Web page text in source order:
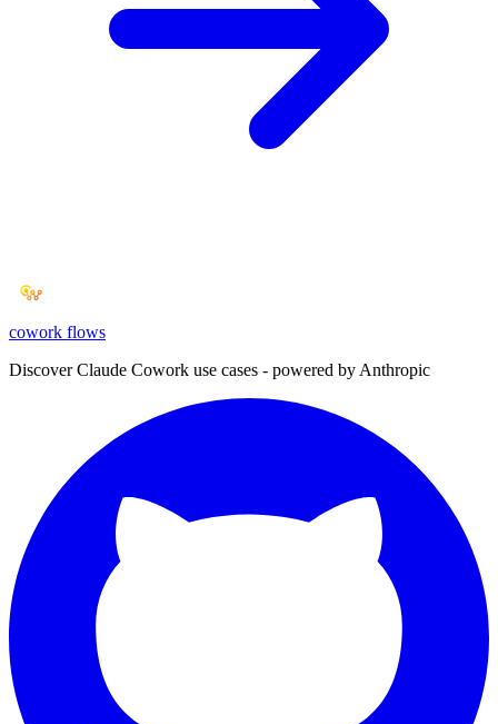
cowork flows
Discover Claude Cowork use cases - powered by Anthropic